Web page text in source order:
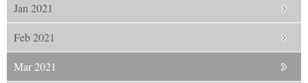
Jan 2021
Feb 2021
Mar 2021